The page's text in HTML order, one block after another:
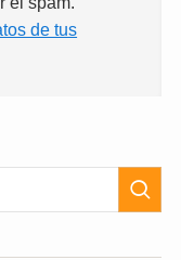
de tus